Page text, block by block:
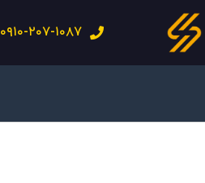
رفتن
به
محتوا
۰۹۱۰-۲۰۷-۱۰۸۷